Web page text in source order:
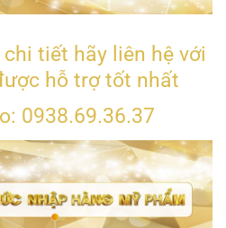
tiết hãy liên hệ với
hỗ trợ tốt nhất
0938.69.36.37